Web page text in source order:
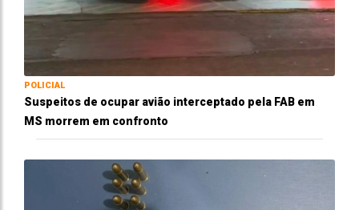
POLICIAL
Suspeitos de ocupar avião interceptado pela FAB em
MS morrem em confronto